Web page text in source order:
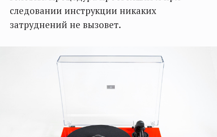
следовании инструкции никаких
затруднений не вызовет.